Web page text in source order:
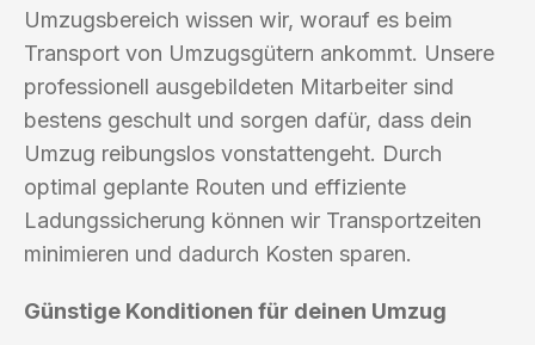
Umzugsbereich wissen wir, worauf es beim
Transport von Umzugsgütern ankommt. Unsere
professionell ausgebildeten Mitarbeiter sind
bestens geschult und sorgen dafür, dass dein
Umzug reibungslos vonstattengeht. Durch
optimal geplante Routen und effiziente
Ladungssicherung können wir Transportzeiten
minimieren und dadurch Kosten sparen.
Günstige Konditionen für deinen Umzug